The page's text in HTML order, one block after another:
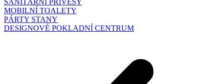
MOBILNÍ TOALETY
PÁRTY STANY
DESIGNOVÉ POKLADNÍ CENTRUM